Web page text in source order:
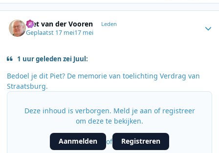
Piet van der Vooren Leden
Geplaatst 17 mei17 mei
1 uur geleden zei Juul:
Bedoel je dit Piet? De memorie van toelichting Verdrag van
Straatsburg.
Deze inhoud is verborgen. Meld je aan of registreer
om deze te bekijken.
Aanmelden of Registreren